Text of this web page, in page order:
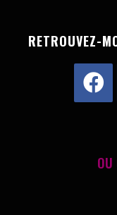
RETROUVEZ-
OU